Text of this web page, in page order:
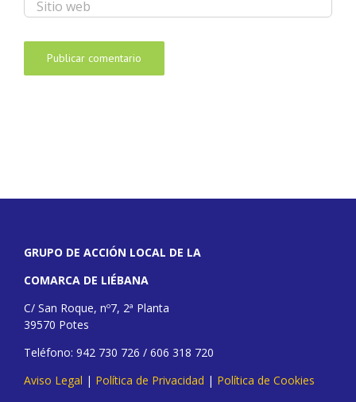
GRUPO DE ACCIÓN LOCAL DE LA
COMARCA DE LIÉBANA
C/ San Roque, nº7, 2ª Planta
39570 Potes
Teléfono: 942 730 726 / 606 318 720
Aviso Legal | Política de Privacidad | Política de Cookies